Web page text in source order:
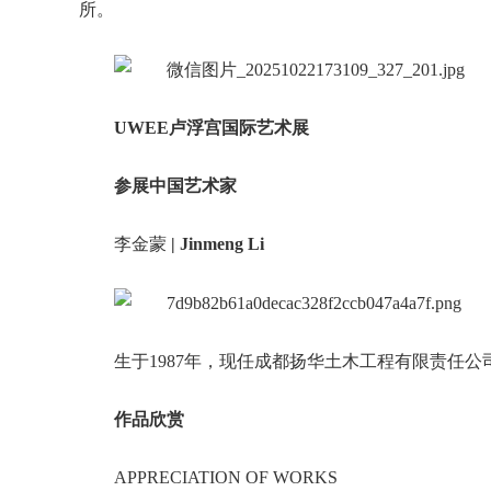
所。
UWEE卢浮宫国际艺术展
参展中国艺术家
李金蒙 | Jinmeng Li
生于1987年，现任成都扬华土木工程有限责任公
作品欣赏
APPRECIATION OF WORKS